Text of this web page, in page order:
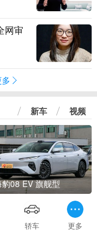
网审
新车 视频
豹08 EV 旗舰型
轿车 更多